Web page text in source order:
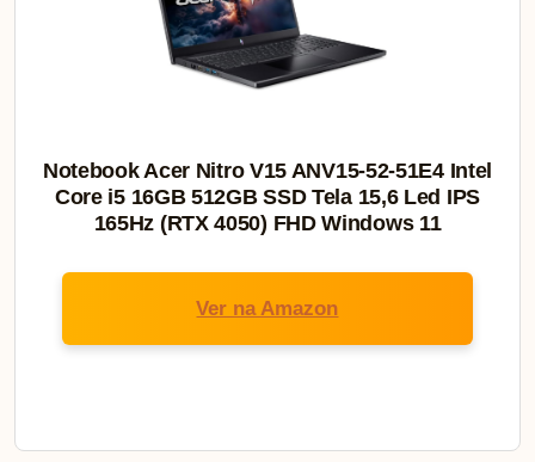
Notebook Acer Nitro V15 ANV15-52-51E4 Intel
Core i5 16GB 512GB SSD Tela 15,6 Led IPS
165Hz (RTX 4050) FHD Windows 11
Ver na Amazon